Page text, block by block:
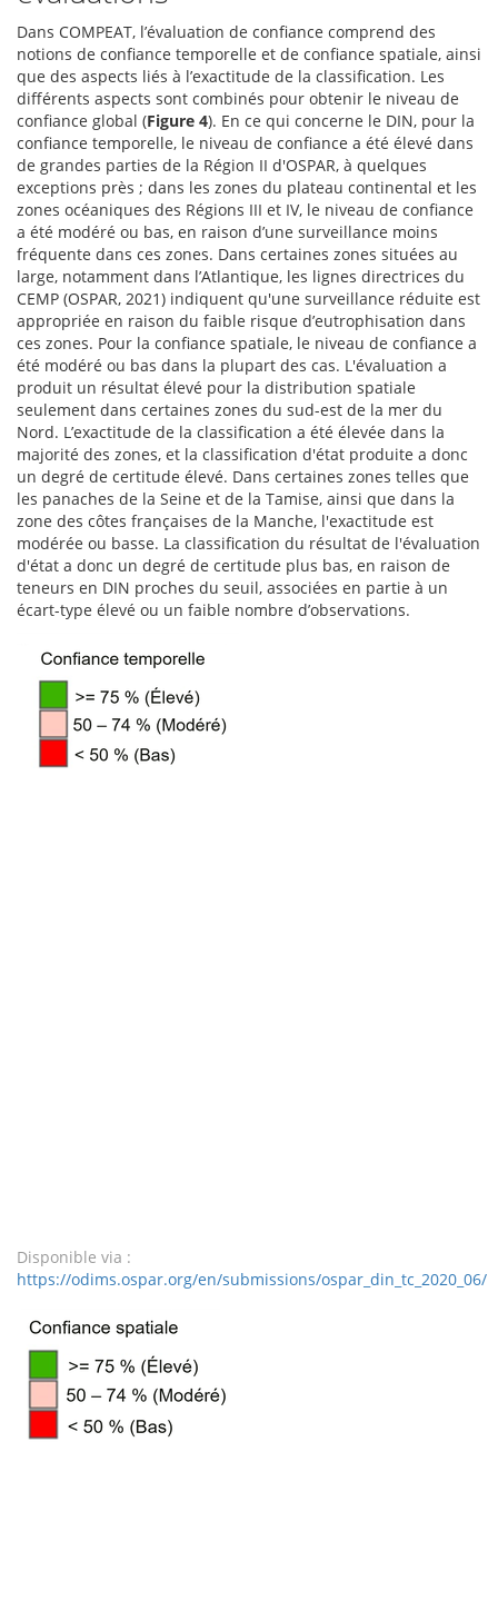
Dans COMPEAT, l’évaluation de confiance comprend des
notions de confiance temporelle et de confiance spatiale, ainsi
que des aspects liés à l’exactitude de la classification. Les
différents aspects sont combinés pour obtenir le niveau de
confiance global (Figure 4). En ce qui concerne le DIN, pour la
confiance temporelle, le niveau de confiance a été élevé dans
de grandes parties de la Région II d'OSPAR, à quelques
exceptions près ; dans les zones du plateau continental et les
zones océaniques des Régions III et IV, le niveau de confiance
a été modéré ou bas, en raison d’une surveillance moins
fréquente dans ces zones. Dans certaines zones situées au
large, notamment dans l’Atlantique, les lignes directrices du
CEMP (OSPAR, 2021) indiquent qu'une surveillance réduite est
appropriée en raison du faible risque d’eutrophisation dans
ces zones. Pour la confiance spatiale, le niveau de confiance a
été modéré ou bas dans la plupart des cas. L'évaluation a
produit un résultat élevé pour la distribution spatiale
seulement dans certaines zones du sud-est de la mer du
Nord. L’exactitude de la classification a été élevée dans la
majorité des zones, et la classification d'état produite a donc
un degré de certitude élevé. Dans certaines zones telles que
les panaches de la Seine et de la Tamise, ainsi que dans la
zone des côtes françaises de la Manche, l'exactitude est
modérée ou basse. La classification du résultat de l'évaluation
d'état a donc un degré de certitude plus bas, en raison de
teneurs en DIN proches du seuil, associées en partie à un
écart-type élevé ou un faible nombre d’observations.
Disponible via :
https://odims.ospar.org/en/submissions/ospar_din_tc_2020_06/